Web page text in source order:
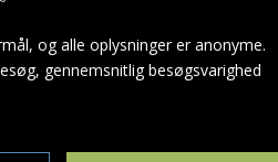
stadig ejet af slægten
og skovbrug på gården, hvor
Normannsgran er således på
og alle oplysninger er anonyme.
gennemsnitlig besøgsvarighed